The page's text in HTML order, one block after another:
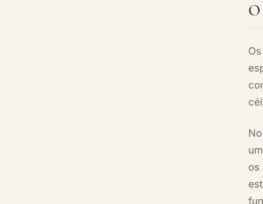
O
Os
os